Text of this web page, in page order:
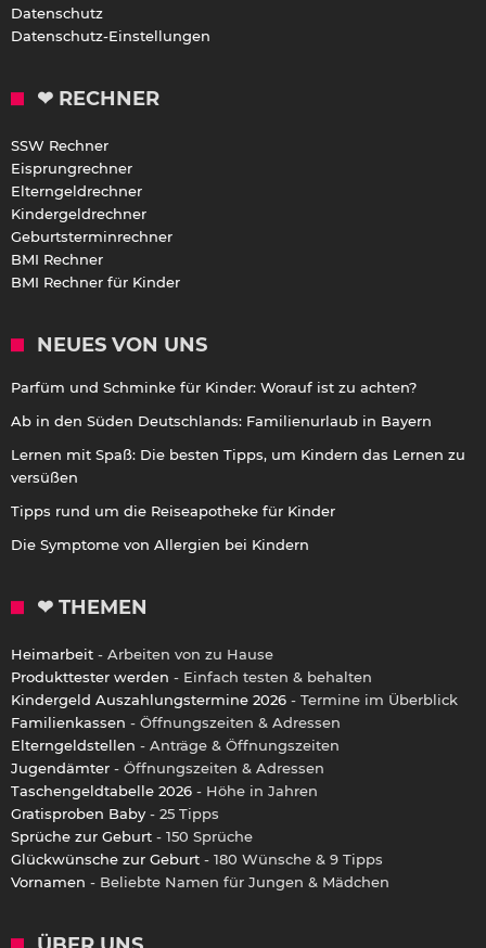
Datenschutz
Datenschutz-Einstellungen
❤ RECHNER
SSW Rechner
Eisprungrechner
Elterngeldrechner
Kindergeldrechner
Geburtsterminrechner
BMI Rechner
BMI Rechner für Kinder
NEUES VON UNS
Parfüm und Schminke für Kinder: Worauf ist zu achten?
Ab in den Süden Deutschlands: Familienurlaub in Bayern
Lernen mit Spaß: Die besten Tipps, um Kindern das Lernen zu
versüßen
Tipps rund um die Reiseapotheke für Kinder
Die Symptome von Allergien bei Kindern
❤ THEMEN
Heimarbeit - Arbeiten von zu Hause
Produkttester werden - Einfach testen & behalten
Kindergeld Auszahlungstermine 2026 - Termine im Überblick
Familienkassen - Öffnungszeiten & Adressen
Elterngeldstellen - Anträge & Öffnungszeiten
Jugendämter - Öffnungszeiten & Adressen
Taschengeldtabelle 2026 - Höhe in Jahren
Gratisproben Baby - 25 Tipps
Sprüche zur Geburt - 150 Sprüche
Glückwünsche zur Geburt - 180 Wünsche & 9 Tipps
Vornamen - Beliebte Namen für Jungen & Mädchen